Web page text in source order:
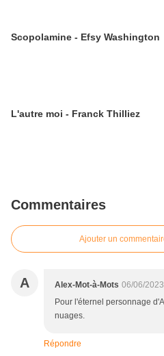
Scopolamine - Efsy Washington
L'autre moi - Franck Thilliez
Commentaires
Ajouter un
A Alex-Mot-à-Mots 06/06/
Pour l'éternel personnage
nuages.
Répondre